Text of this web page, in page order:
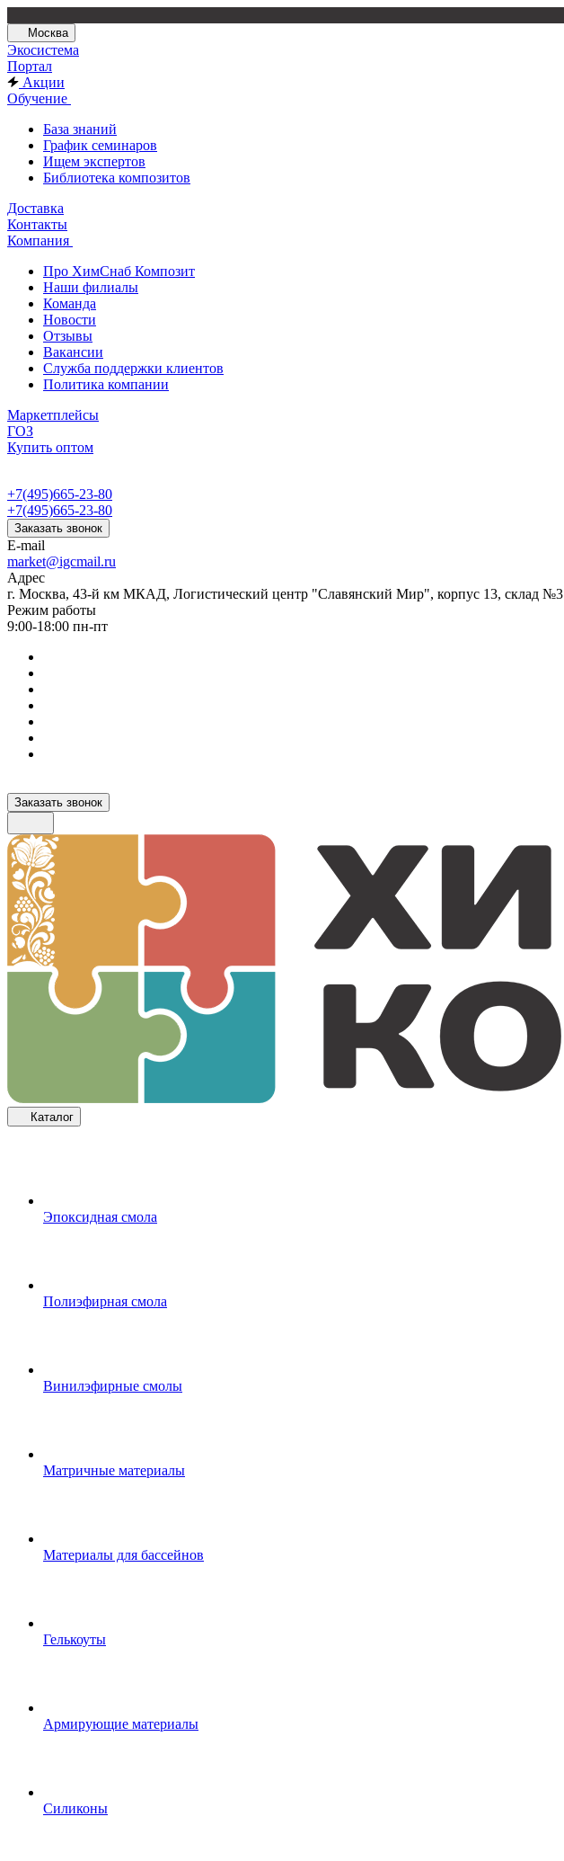
Москва
Экосистема
Портал
Акции
Обучение
База знаний
График семинаров
Ищем экспертов
Библиотека композитов
Доставка
Контакты
Компания
Про ХимСнаб Композит
Наши филиалы
Команда
Новости
Отзывы
Вакансии
Служба поддержки клиентов
Политика компании
Маркетплейсы
ГОЗ
Купить оптом
+7(495)665-23-80
+7(495)665-23-80
Заказать звонок
E-mail
market@igcmail.ru
Адрес
г. Москва, 43-й км МКАД, Логистический центр "Славянский Мир", корпус 13, склад №3
Режим работы
9:00-18:00 пн-пт
Заказать звонок
Каталог
Эпоксидная смола
Полиэфирная смола
Винилэфирные смолы
Матричные материалы
Материалы для бассейнов
Гелькоуты
Армирующие материалы
Силиконы